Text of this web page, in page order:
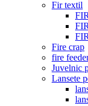
Fir textil
Fire crap
fire
Juvelnic
Lansete